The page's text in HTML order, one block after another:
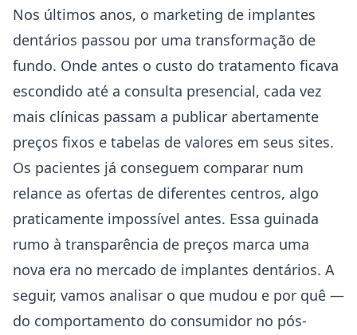
Nos últimos anos, o marketing de implantes
dentários passou por uma transformação de
fundo. Onde antes o custo do tratamento ficava
escondido até a consulta presencial, cada vez
mais clínicas passam a publicar abertamente
preços fixos e tabelas de valores em seus sites.
Os pacientes já conseguem comparar num
relance as ofertas de diferentes centros, algo
praticamente impossível antes. Essa guinada
rumo à transparência de preços marca uma
nova era no mercado de implantes dentários. A
seguir, vamos analisar o que mudou e por quê —
do comportamento do consumidor no pós-